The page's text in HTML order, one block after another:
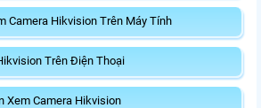
Camera Hikvision Trên Máy Tính
Trên Điện Thoại
Xem Camera Hikvision